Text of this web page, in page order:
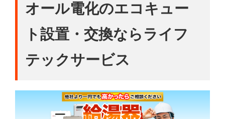
オール電化のエコキュー
ト設置・交換ならライフ
テックサービス